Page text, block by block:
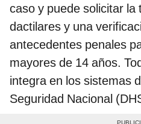
caso y puede solicitar la
dactilares y una
antecedentes penales
mayores de 14 años.
integra en los sistemas
Seguridad Nacional